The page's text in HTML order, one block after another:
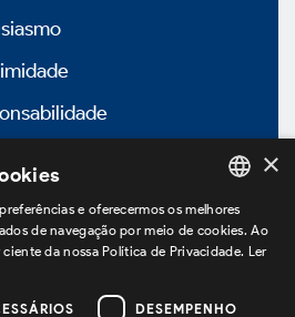
PORTUGUESE
×
e oferecermos os melhores
de navegação por meio de cookies. Ao
da nossa Política de Privacidade. Ler
DESEMPENHO